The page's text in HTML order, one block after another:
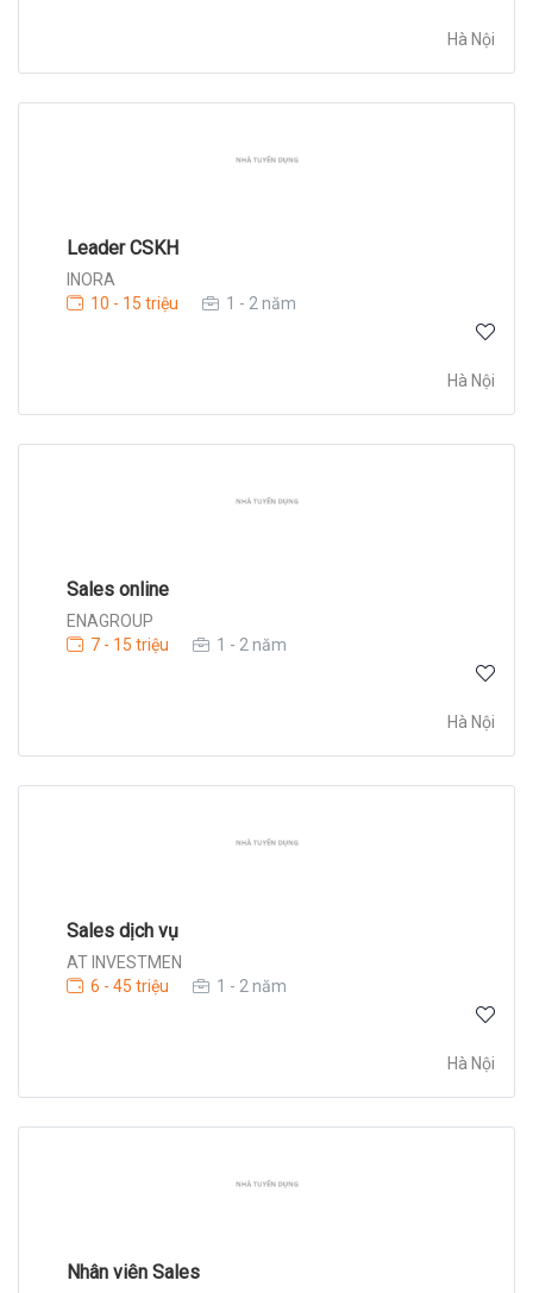
Hà Nội
Leader CSKH
INORA
10 - 15 triệu
1 - 2 năm
Hà Nội
Sales online
ENAGROUP
7 - 15 triệu
1 - 2 năm
Hà Nội
Sales dịch vụ
AT INVESTMEN
6 - 45 triệu
1 - 2 năm
Hà Nội
Nhân viên Sales